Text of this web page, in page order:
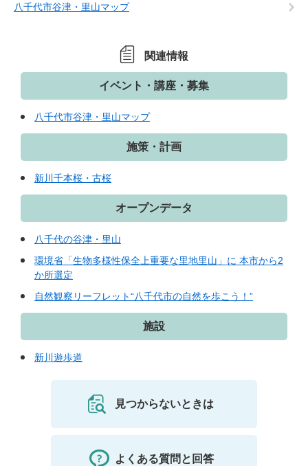
八千代市谷津・里山マップ
関連情報
イベント・講座・募集
八千代市谷津・里山マップ
施策・計画
新川千本桜・古桜
オープンデータ
八千代の谷津・里山
環境省「生物多様性保全上重要な里地里山」に 本市から2
か所選定
自然観察リーフレット“八千代市の自然を歩こう！”
施設
新川遊歩道
見つからないときは
よくある質問と回答